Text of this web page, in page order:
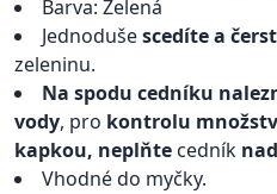
Barva: Zelená
Jednodušescedíte a
zeleninu.
Na spodu cedníku
vody, pro kontrolu
kapkou, neplňte cedník
Vhodné do myčky.